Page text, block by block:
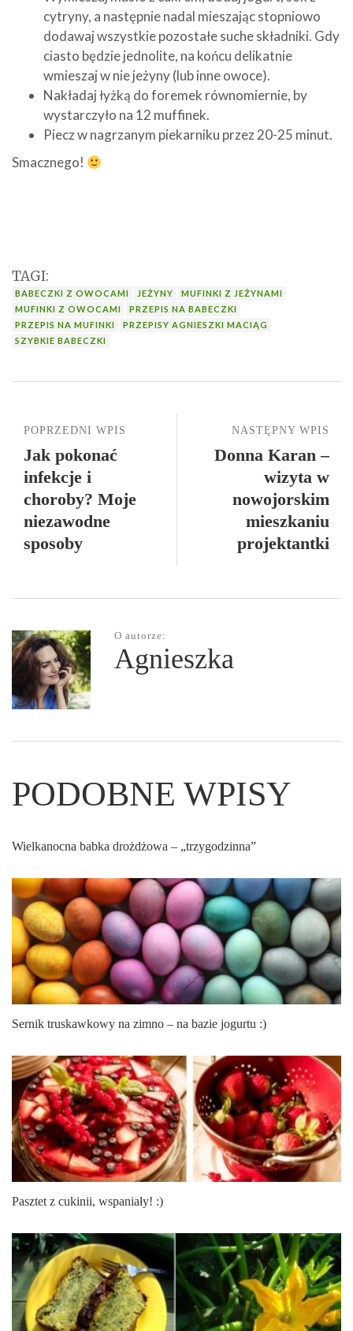
cytryny, a następnie nadal mieszając stopniowo
dodawaj wszystkie pozostałe suche składniki. Gdy
ciasto będzie jednolite, na końcu delikatnie
wmieszaj w nie jeżyny (lub inne owoce).
Nakładaj łyżką do foremek równomiernie, by
wystarczyło na 12 muffinek.
Piecz w nagrzanym piekarniku przez 20-25 minut.
Smacznego!
TAGI:
BABECZKI Z OWOCAMI JEŻYNY
MUFINKI Z JEŻYNAMI
MUFINKI Z OWOCAMI
PRZEPIS NA BABECZKI
PRZEPIS NA MUFINKI
PRZEPISY AGNIESZKI MACIĄG
SZYBKIE BABECZKI
NASTĘPNY WPIS
Donna Karan –
wizyta w
nowojorskim
mieszkaniu
projektantki
POPRZEDNI WPIS
Jak pokonać
infekcje i
choroby? Moje
niezawodne
sposoby
O autorze:
Agnieszka
PODOBNE WPISY
Wielkanocna babka drożdżowa – „trzygodzinna”
Sernik truskawkowy na zimno – na bazie jogurtu :)
Pasztet z cukinii, wspaniały! :)